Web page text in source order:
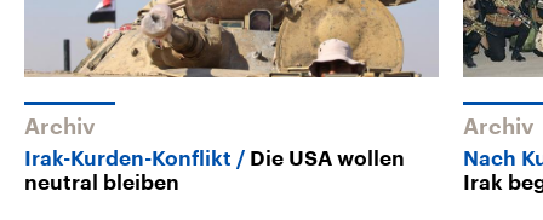
Archiv
Irak-Kurden-Konflikt
Die USA wollen
neutral bleiben
Archiv
Nach
Irak